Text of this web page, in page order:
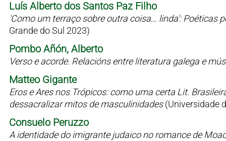
Luís Alberto dos Santos Paz Filho
'Como um terraço sobre outra coisa… linda': Poéticas
Grande do Sul 2023)
Pombo Añón, Alberto
Verso e acorde. Relacións entre literatura galega e
Matteo Gigante
Eros e Ares nos Trópicos: como uma certa Lit.
dessacralizar mitos de masculinidades(Universidade
Consuelo Peruzzo
A identidade do imigrante judaico no romance de